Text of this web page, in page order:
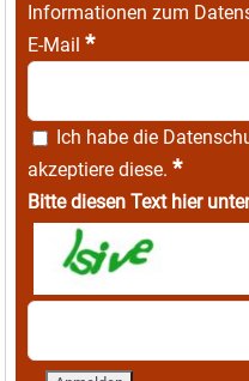
Informationen zum
E-Mail *
Ich habe die
akzeptiere diese. *
Bitte diesen Text hier